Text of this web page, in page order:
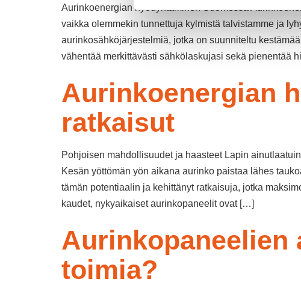
Aurinkoenergian hyödyntäminen Suomessa
vaikka olemmekin tunnettuja kylmistä talvistamme ja
aurinkosähköjärjestelmiä, jotka on suunniteltu
vähentää merkittävästi sähkölaskujasi sekä pienentää
Aurinkoenergian
ratkaisut
Pohjoisen mahdollisuudet ja haasteet Lapin
Kesän yöttömän yön aikana aurinko paistaa lähes
tämän potentiaalin ja kehittänyt ratkaisuja, jotka
kaudet, nykyaikaiset aurinkopaneelit ovat […]
Aurinkopaneelien
toimia?